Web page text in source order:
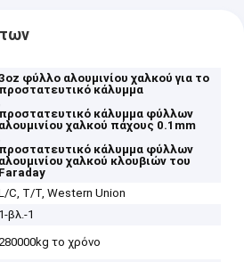
φύλλο αλουμινίου χαλκού για το
προστατευτικό κάλυμμα
προστατευτικό κάλυμμα φύλλων
αλουμινίου χαλκού πάχους 0.1mm
προστατευτικό κάλυμμα φύλλων
αλουμινίου χαλκού κλουβιών του
Faraday
C, T/T, Western Union
1-βλ.-1
το χρόνο